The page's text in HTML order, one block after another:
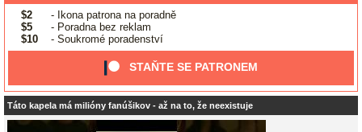
$2
- Ikona patrona na poradně
$5
- Poradna bez reklam
$10
- Soukromé poradenství
STAŇTE SE PATRONEM
Táto kapela má milióny fanúšikov - až na to, že neexistuje